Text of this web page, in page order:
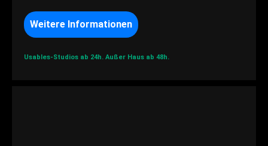
Weitere Informationen
Usables-Studios ab 24h. Außer Haus ab 48h.